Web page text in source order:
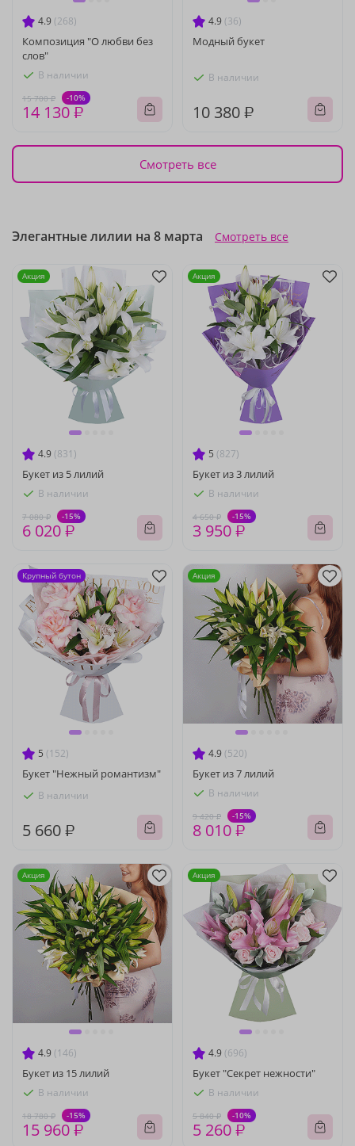
4.9 (268)
Композиция "О любви без
слов"
В наличии
15 700 ₽ -10%
14 130 ₽
4.9 (36)
Модный букет
В наличии
10 380 ₽
Смотреть все
Элегантные лилии на 8 марта Смотреть все
4.9 (831)
Букет из 5 лилий
В наличии
7 080 ₽ -15%
6 020 ₽
Акция
5 (827)
Букет из 3 лилий
В наличии
4 650 ₽ -15%
3 950 ₽
Акция
5 (152)
Букет "Нежный романтизм"
В наличии
5 660 ₽
Крупный бутон
4.9 (520)
Букет из 7 лилий
В наличии
9 420 ₽ -15%
8 010 ₽
Акция
4.9 (146)
Букет из 15 лилий
В наличии
18 780 ₽ -15%
15 960 ₽
Акция
4.9 (696)
Букет "Секрет нежности"
В наличии
5 840 ₽ -10%
5 260 ₽
Акция